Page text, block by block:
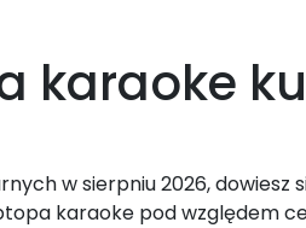
karaoke
w sierpniu 2026, dowiesz
karaoke pod względem